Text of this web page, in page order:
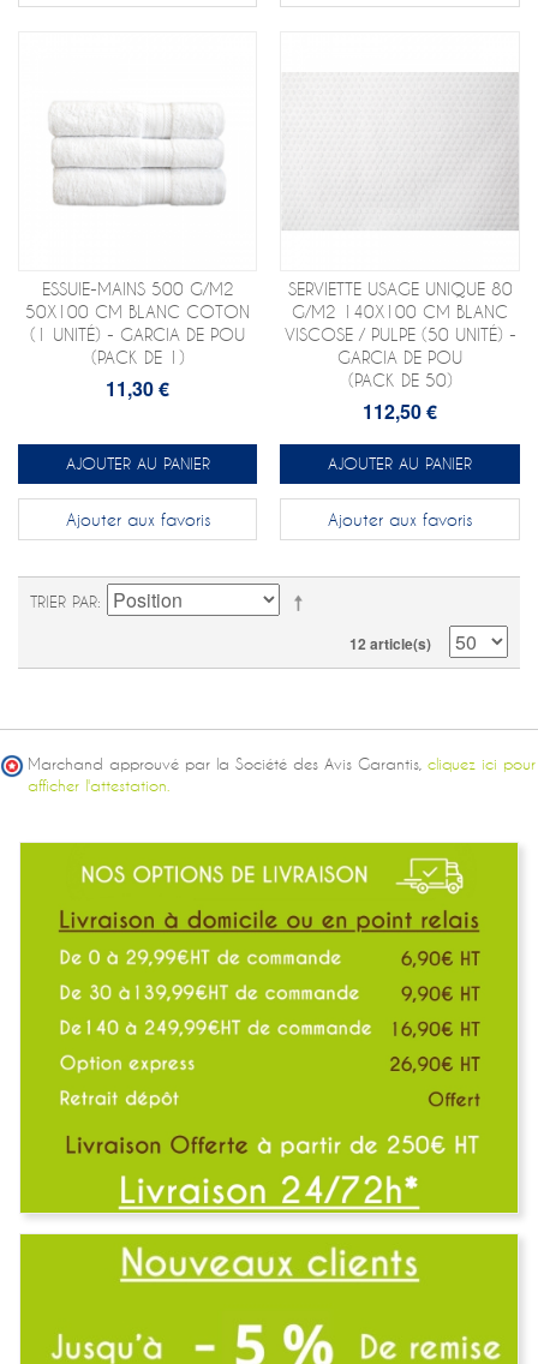
ESSUIE-MAINS 500 G/M2
50X100 CM BLANC COTON
(1 UNITÉ) - GARCIA DE POU
(PACK DE 1)
11,30 €
AJOUTER AU PANIER
Ajouter aux favoris
SERVIETTE USAGE UNIQUE 80
G/M2 140X100 CM BLANC
VISCOSE / PULPE (50 UNITÉ) -
GARCIA DE POU
(PACK DE 50)
112,50 €
AJOUTER AU PANIER
Ajouter aux favoris
TRIER PAR
12 article(s)
Marchand approuvé par la Société des Avis Garantis, cliquez ici pour
afficher l'attestation.